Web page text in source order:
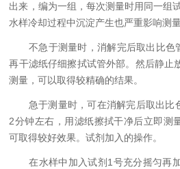
出来，编为一组，每次测量时用同一组
水样冷却过程中沉淀产生也严重影响测量
不急于测量时，消解完后取出比色
再干滤纸仔细擦拭试管外部。然后静止
测量，可以取得较精确的结果。
急于测量时，可在消解完后取出比
2分钟左右，用滤纸擦拭干净后立即测
可取得较好效果。试剂加入的操作。
在水样中加入试剂1号充分摇匀再